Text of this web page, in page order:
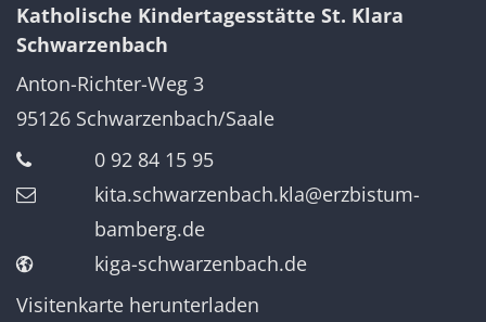
Katholische Kindertagesstätte St. Klara
Schwarzenbach
Anton-Richter-Weg 3
95126 Schwarzenbach/Saale
0 92 84 15 95
kita.schwarzenbach.kla@erzbistum-
bamberg.de
kiga-schwarzenbach.de
Visitenkarte herunterladen